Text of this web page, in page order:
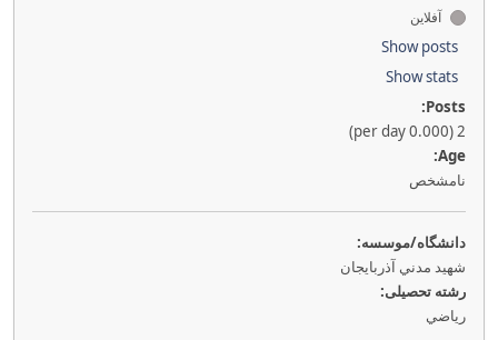
آفلاین
Show posts
Show stats
Posts:
2 (0.000 per day)
Age:
نامشخص
دانشگاه/موسسه:
شهيد مدني آذربايجان
رشته تحصیلی:
رياضي